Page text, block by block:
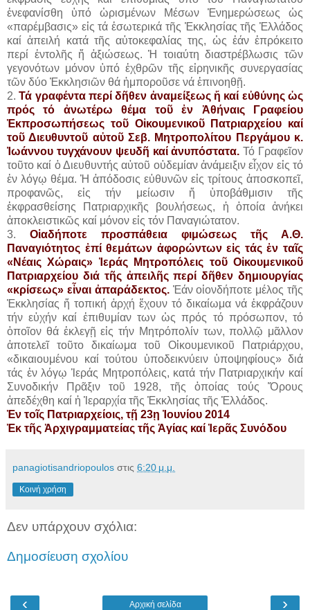
ἐνεφανίσθη ὑπό ὡρισμένων Μέσων Ἐνημερώσεως ὡς
«παρέμβασις» εἰς τά ἐσωτερικά τῆς Ἐκκλησίας τῆς Ἑλλάδος
καί ἀπειλή κατά τῆς αὐτοκεφαλίας της, ὡς ἐάν ἐπρόκειτο
περί ἐντολῆς ἤ ἀξιώσεως. Ἡ τοιαύτη διαστρέβλωσις τῶν
γεγονότων μόνον ὑπό ἐχθρῶν τῆς εἰρηνικῆς συνεργασίας
τῶν δύο Ἐκκλησιῶν θά ἠμποροῦσε νά ἐπινοηθῇ.
2.Τά γραφέντα περί δῆθεν ἀναμείξεως ἤ καί εὐθύνης ὡς
πρός τό ἀνωτέρω θέμα τοῦ ἐν Ἀθήναις Γραφείου
Ἐκπροσωπήσεως τοῦ Οἰκουμενικοῦ Πατριαρχείου καί
τοῦ Διευθυντοῦ αὐτοῦ Σεβ. Μητροπολίτου Περγάμου κ.
Ἰωάννου τυγχάνουν ψευδῆ καί ἀνυπόστατα.Τό Γραφεῖον
τοῦτο καί ὁ Διευθυντής αὐτοῦ οὐδεμίαν ἀνάμειξιν εἶχον εἰς τό
ἐν λόγῳ θέμα. Ἡ ἀπόδοσις εὐθυνῶν εἰς τρίτους ἀποσκοπεῖ,
προφανῶς, εἰς τήν μείωσιν ἤ ὑποβάθμισιν τῆς
ἐκφρασθείσης Πατριαρχικῆς βουλήσεως, ἡ ὁποία ἀνήκει
ἀποκλειστικῶς καί μόνον εἰς τόν Παναγιώτατον.
3. Οἱαδήποτε προσπάθεια φιμώσεως τῆς Α.Θ.
Παναγιότητος ἐπί θεμάτων ἀφορώντων εἰς τάς ἐν ταῖς
«Νέαις Χώραις» Ἱεράς Μητροπόλεις τοῦ Οἰκουμενικοῦ
Πατριαρχείου διά τῆς ἀπειλῆς περί δῆθεν δημιουργίας
«κρίσεως» εἶναι ἀπαράδεκτος.Ἐάν οἱονδήποτε μέλος τῆς
Ἐκκλησίας ἤ τοπική ἀρχή ἔχουν τό δικαίωμα νά ἐκφράζουν
τήν εὐχήν καί ἐπιθυμίαν των ὡς πρός τό πρόσωπον, τό
ὁποῖον θά ἐκλεγῇ εἰς τήν Μητρόπολίν των, πολλῷ μᾶλλον
ἀποτελεῖ τοῦτο δικαίωμα τοῦ Οἰκουμενικοῦ Πατριάρχου,
«δικαιουμένου καί τούτου ὑποδεικνύειν ὑποψηφίους» διά
τάς ἐν λόγῳ Ἱεράς Μητροπόλεις, κατά τήν Πατριαρχικήν καί
Συνοδικήν Πρᾶξιν τοῦ 1928, τῆς ὁποίας τούς Ὅρους
ἀπεδέχθη καί ἡ Ἱεραρχία τῆς Ἐκκλησίας τῆς Ἑλλάδος.
Ἐν τοῖς Πατριαρχείοις, τῇ 23ῃ Ἰουνίου 2014
Ἐκ τῆς Ἀρχιγραμματείας τῆς Ἁγίας καί Ἱερᾶς Συνόδου
panagiotisandriopoulos στις 6:20 μ.μ.
Κοινή χρήση
Δεν υπάρχουν σχόλια:
Δημοσίευση σχολίου
‹ ›
Αρχική σελίδα